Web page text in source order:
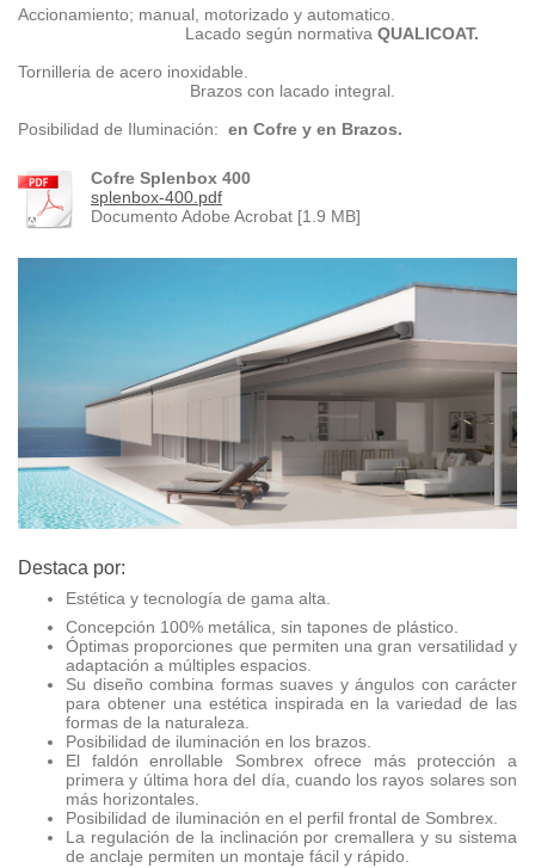
Accionamiento; manual, motorizado y automatico.
Lacado según normativa QUALICOAT.
Tornilleria de acero inoxidable.
Brazos con lacado integral.
Posibilidad de Iluminación: en Cofre y en Brazos.
Cofre Splenbox 400
splenbox-400.pdf
Documento Adobe Acrobat [1.9 MB]
Destaca por:
Estética y tecnología de gama alta.
Concepción 100% metálica, sin tapones de plástico.
Óptimas proporciones que permiten una gran versatilidad y
adaptación a múltiples espacios.
Su diseño combina formas suaves y ángulos con carácter
para obtener una estética inspirada en la variedad de las
formas de la naturaleza.
Posibilidad de iluminación en los brazos.
El faldón enrollable Sombrex ofrece más protección a
primera y última hora del día, cuando los rayos solares son
más horizontales.
Posibilidad de iluminación en el perfil frontal de Sombrex.
La regulación de la inclinación por cremallera y su sistema
de anclaje permiten un montaje fácil y rápido.